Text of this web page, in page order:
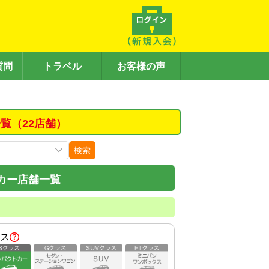
問 トラベル お客様の声
（22店舗）
検索
ー店舗一覧